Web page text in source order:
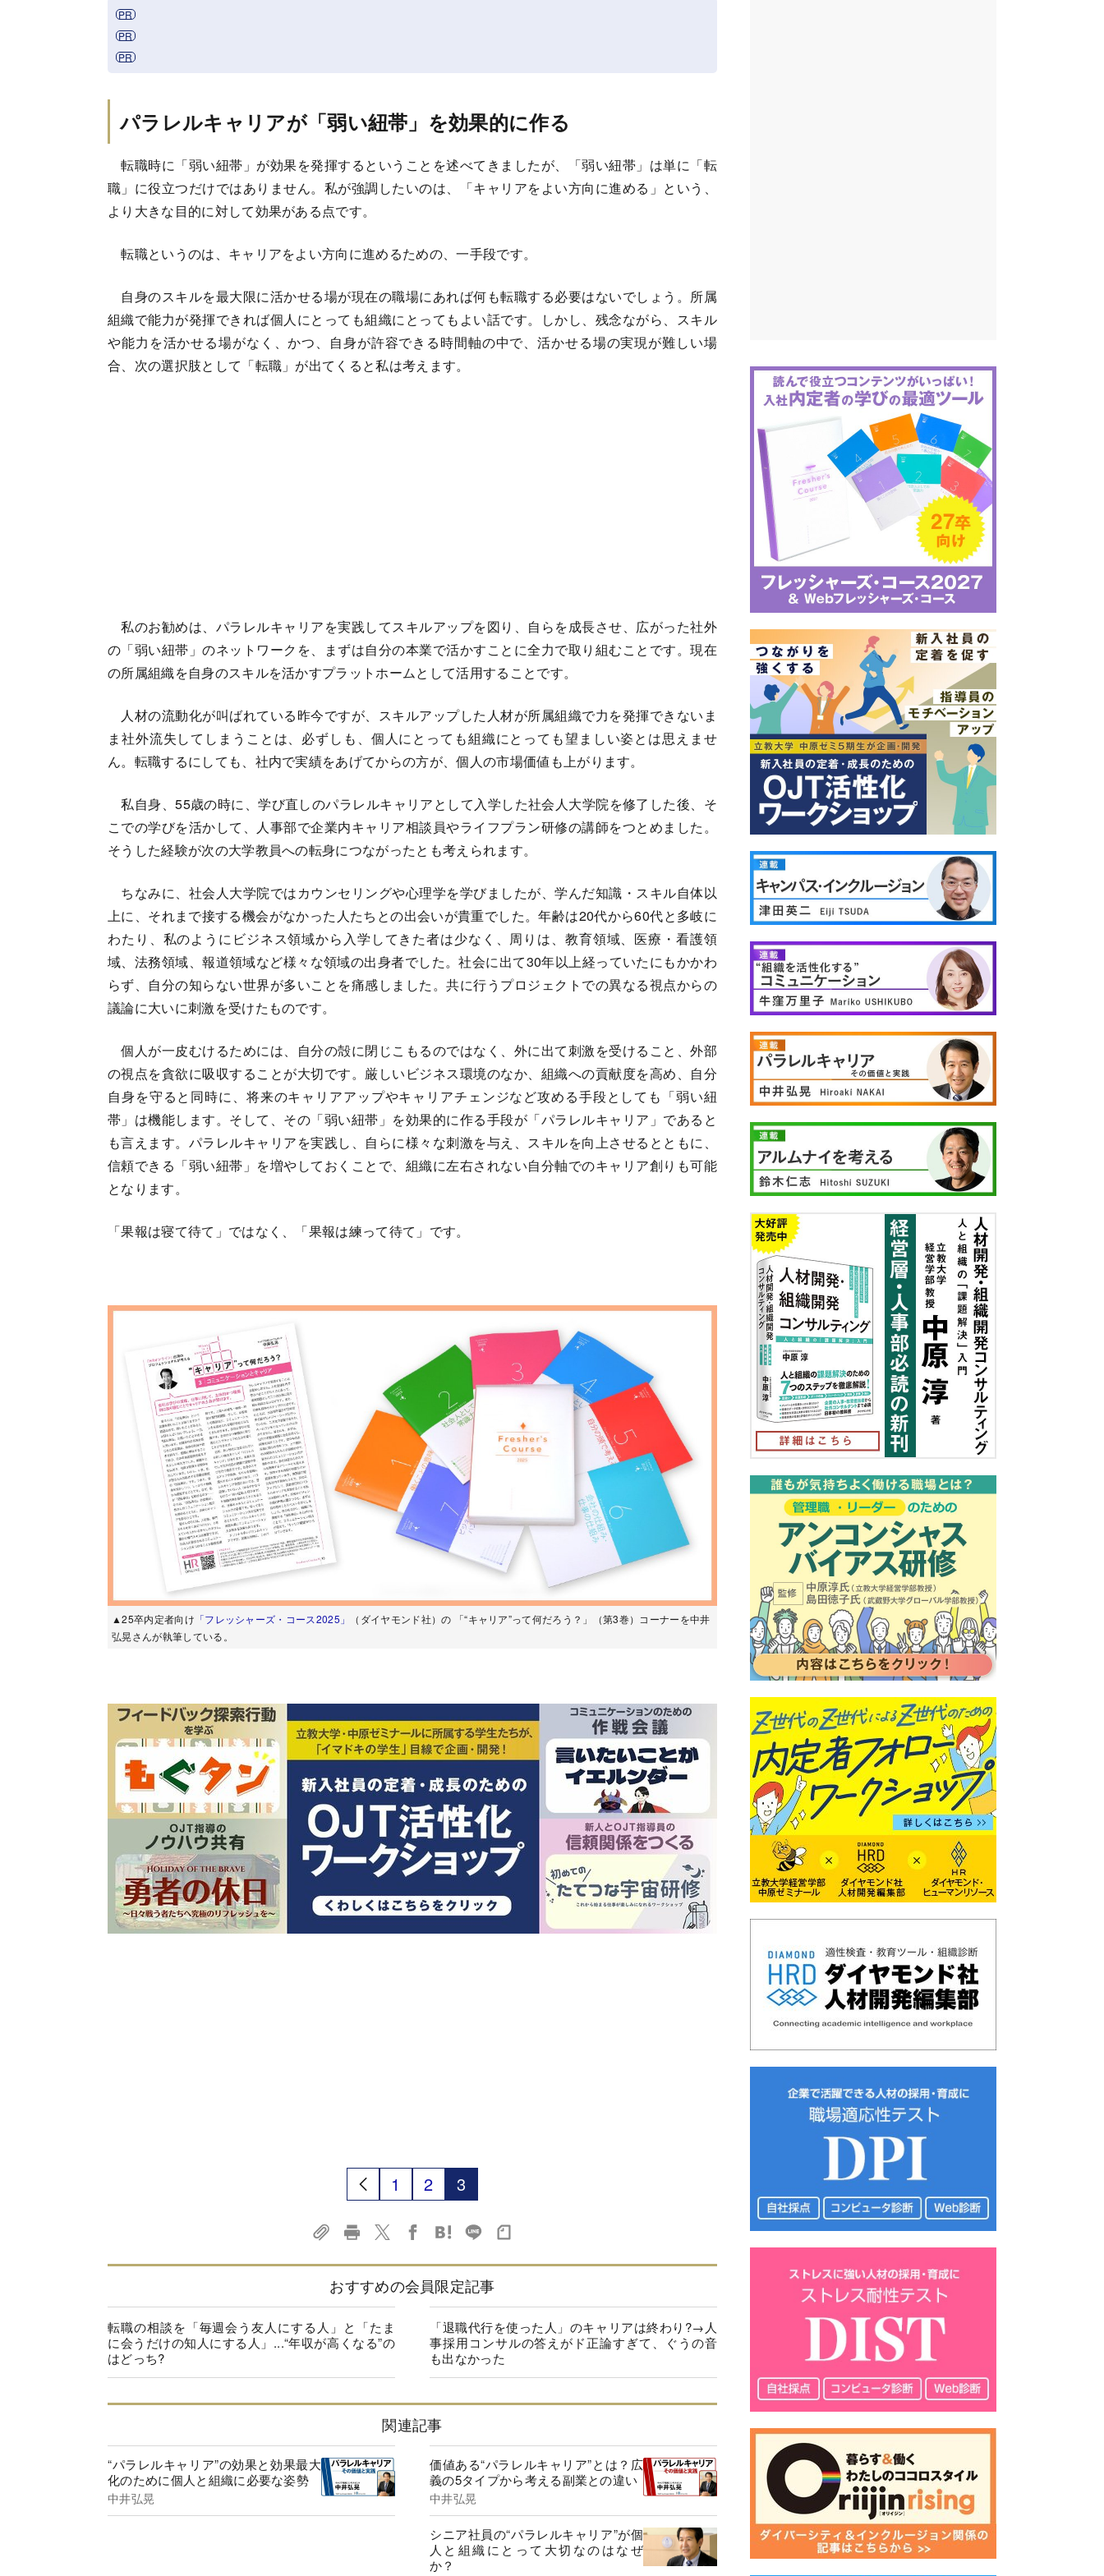
パラレルキャリアが「弱い紐帯」を効果的に作る
転職時に「弱い紐帯」が効果を発揮するということを述べてきましたが、「弱い紐帯」は単に「転
職」に役立つだけではありません。私が強調したいのは、「キャリアをよい方向に進める」という、
より大きな目的に対して効果がある点です。
転職というのは、キャリアをよい方向に進めるための、一手段です。
自身のスキルを最大限に活かせる場が現在の職場にあれば何も転職する必要はないでしょう。所属
組織で能力が発揮できれば個人にとっても組織にとってもよい話です。しかし、残念ながら、スキル
や能力を活かせる場がなく、かつ、自身が許容できる時間軸の中で、活かせる場の実現が難しい場
合、次の選択肢として「転職」が出てくると私は考えます。
私のお勧めは、パラレルキャリアを実践してスキルアップを図り、自らを成長させ、広がった社外
の「弱い紐帯」のネットワークを、まずは自分の本業で活かすことに全力で取り組むことです。現在
の所属組織を自身のスキルを活かすプラットホームとして活用することです。
人材の流動化が叫ばれている昨今ですが、スキルアップした人材が所属組織で力を発揮できないま
ま社外流失してしまうことは、必ずしも、個人にとっても組織にとっても望ましい姿とは思えませ
ん。転職するにしても、社内で実績をあげてからの方が、個人の市場価値も上がります。
私自身、55歳の時に、学び直しのパラレルキャリアとして入学した社会人大学院を修了した後、そ
こでの学びを活かして、人事部で企業内キャリア相談員やライフプラン研修の講師をつとめました。
そうした経験が次の大学教員への転身につながったとも考えられます。
ちなみに、社会人大学院ではカウンセリングや心理学を学びましたが、学んだ知識・スキル自体以
上に、それまで接する機会がなかった人たちとの出会いが貴重でした。年齢は20代から60代と多岐に
わたり、私のようにビジネス領域から入学してきた者は少なく、周りは、教育領域、医療・看護領
域、法務領域、報道領域など様々な領域の出身者でした。社会に出て30年以上経っていたにもかかわ
らず、自分の知らない世界が多いことを痛感しました。共に行うプロジェクトでの異なる視点からの
議論に大いに刺激を受けたものです。
個人が一皮むけるためには、自分の殻に閉じこもるのではなく、外に出て刺激を受けること、外部
の視点を貪欲に吸収することが大切です。厳しいビジネス環境のなか、組織への貢献度を高め、自分
自身を守ると同時に、将来のキャリアアップやキャリアチェンジなど攻める手段としても「弱い紐
帯」は機能します。そして、その「弱い紐帯」を効果的に作る手段が「パラレルキャリア」であると
も言えます。パラレルキャリアを実践し、自らに様々な刺激を与え、スキルを向上させるとともに、
信頼できる「弱い紐帯」を増やしておくことで、組織に左右されない自分軸でのキャリア創りも可能
となります。
「果報は寝て待て」ではなく、「果報は練って待て」です。
▲25卒内定者向け 「フレッシャーズ・コース2025」
（ダイヤモンド社）の 「“キャリア”って何だろう？」（第3巻）コーナーを中井
弘晃さんが執筆している。
1 2 3
おすすめの会員限定記事
転職の相談を「毎週会う友人にする人」と「たま
に会うだけの知人にする人」...“年収が高くなる”の
はどっち?
「退職代行を使った人」のキャリアは終わり?→人
事採用コンサルの答えがド正論すぎて、ぐうの音
も出なかった
関連記事
“パラレルキャリア”の効果と効果最大
化のために個人と組織に必要な姿勢
中井弘晃
価値ある“パラレルキャリア”とは？広
義の5タイプから考える副業との違い
中井弘晃
シニア社員の“パラレルキャリア”が個
人と組織にとって大切なのはなぜ
か？